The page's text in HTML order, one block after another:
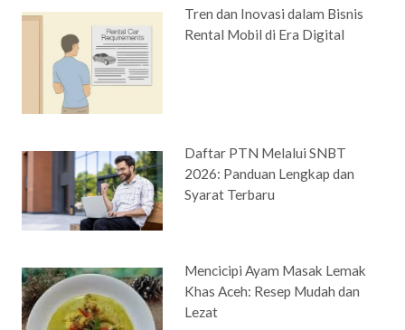
Tren dan Inovasi dalam Bisnis
Rental Mobil di Era Digital
Daftar PTN Melalui SNBT
2026: Panduan Lengkap dan
Syarat Terbaru
Mencicipi Ayam Masak Lemak
Khas Aceh: Resep Mudah dan
Lezat